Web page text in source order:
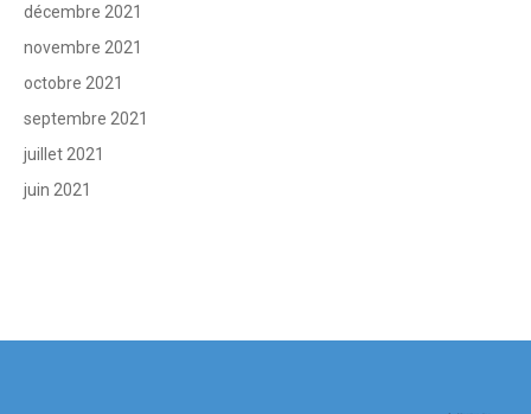
décembre 2021
novembre 2021
octobre 2021
septembre 2021
juillet 2021
juin 2021